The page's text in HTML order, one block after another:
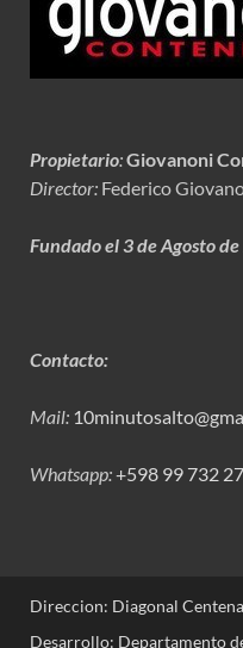
Propietario:Giovanoni
Director: Federico
Fundado el 3 de Agosto
Contacto:
Mail:
Whatsapp:+598 99 732
Direccion: Diagonal
Desarrollo: Departamento